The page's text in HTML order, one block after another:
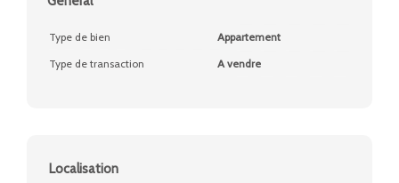
Type de bien
Appartement
Type de transaction
A vendre
Localisation